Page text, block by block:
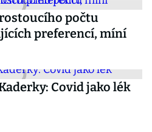
počtu
preferencí, míní
Covid jako lék